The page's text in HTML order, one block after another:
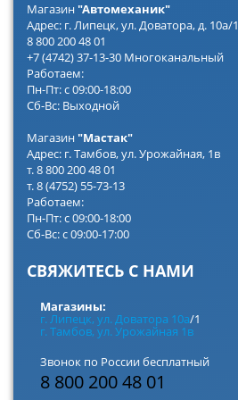
Магазин"Автомеханик"
Адрес: г. Липецк, ул. Доватора, д. 10а/1
8 800 200 48 01
+7 (4742) 37-13-30 Многоканальный
Работаем:
Пн-Пт: с 09:00-18:00
Сб-Вс: Выходной
Магазин"Мастак"
Адрес: г. Тамбов, ул. Урожайная, 1в
т. 8 800 200 48 01
т. 8 (4752) 55-73-13
Работаем:
Пн-Пт: с 09:00-18:00
Сб-Вс: с 09:00-17:00
СВЯЖИТЕСЬ С НАМИ
Магазины:
г. Липецк, ул. Доватора 10а/1
г. Тамбов, ул. Урожайная 1в
Звонок по России бесплатный
8 800 200 48 01